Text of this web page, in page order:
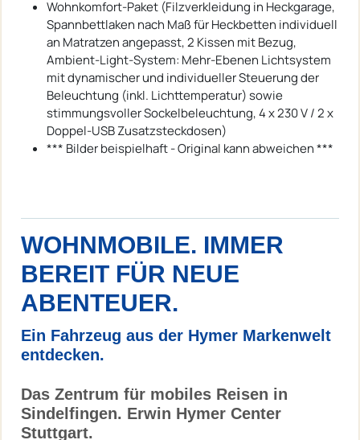
Wohnkomfort-Paket (Filzverkleidung in Heckgarage,
Spannbettlaken nach Maß für Heckbetten individuell
an Matratzen angepasst, 2 Kissen mit Bezug,
Ambient-Light-System: Mehr-Ebenen Lichtsystem
mit dynamischer und individueller Steuerung der
Beleuchtung (inkl. Lichttemperatur) sowie
stimmungsvoller Sockelbeleuchtung, 4 x 230 V / 2 x
Doppel-USB Zusatzsteckdosen)
*** Bilder beispielhaft - Original kann abweichen ***
WOHNMOBILE. IMMER
BEREIT FÜR NEUE
ABENTEUER.
Ein Fahrzeug aus der Hymer Markenwelt
entdecken.
Das Zentrum für mobiles Reisen in
Sindelfingen. Erwin Hymer Center
Stuttgart.